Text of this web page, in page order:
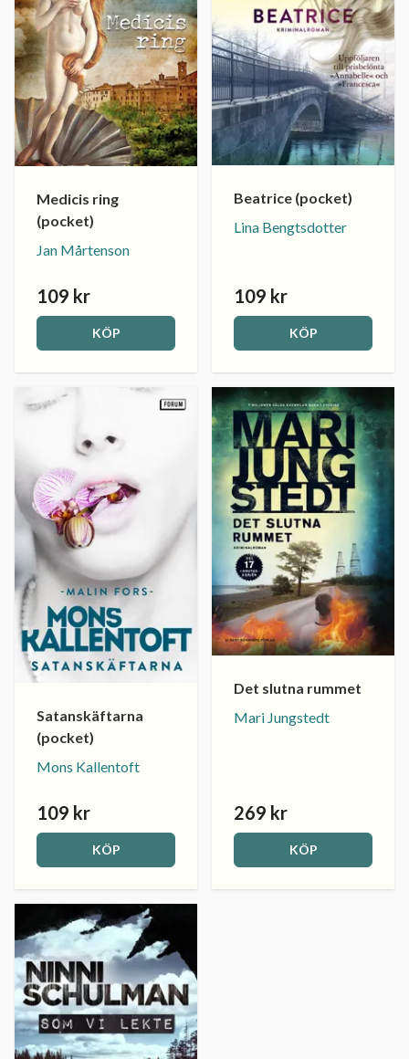
Medicis ring
(pocket)
Jan Mårtenson
109 kr
KÖP
Beatrice (pocket)
Lina Bengtsdotter
109 kr
KÖP
Satanskäftarna
(pocket)
Mons Kallentoft
109 kr
KÖP
Det slutna rummet
Mari Jungstedt
269 kr
KÖP